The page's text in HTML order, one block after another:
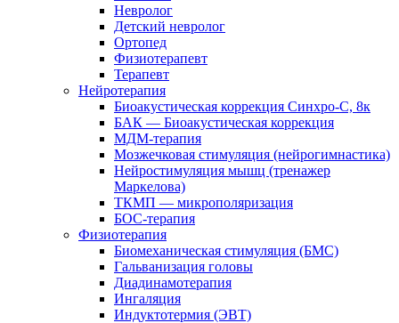
Невролог
Детский невролог
Ортопед
Физиотерапевт
Терапевт
Нейротерапия
Биоакустическая коррекция Синхро-С, 8к
БАК — Биоакустическая коррекция
МДМ-терапия
Мозжечковая стимуляция (нейрогимнастика)
Нейростимуляция мышц (тренажер
Маркелова)
ТКМП — микрополяризация
БОС-терапия
Физиотерапия
Биомеханическая стимуляция (БМС)
Гальванизация головы
Диадинамотерапия
Ингаляция
Индуктотермия (ЭВТ)